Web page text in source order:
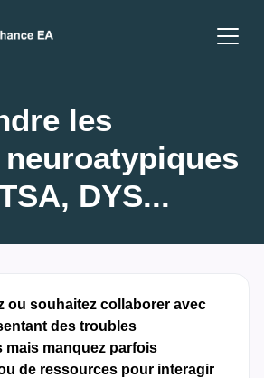
les
DYS...​
ou souhaitez collaborer avec
des troubles
mais manquez parfois
de ressources pour interagir